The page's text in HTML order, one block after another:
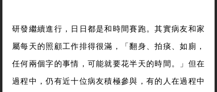
研發繼續進行，日日都是和時間賽跑。其實病友和家
屬每天的照顧工作排得很滿，「翻身、拍痰、如廁，
任何兩個字的事情，可能就要花半天的時間。」但在
過程中，仍有近十位病友積極參與，有的人在過程中